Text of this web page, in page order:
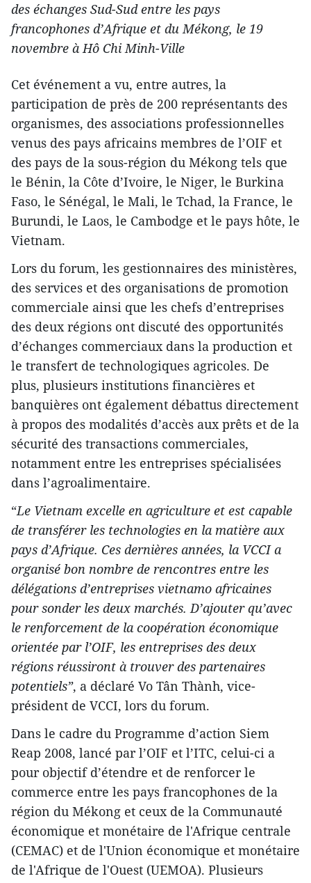
des échanges Sud-Sud entre les pays
francophones d’Afrique et du Mékong, le 19
novembre à Hô Chi Minh-Ville
Cet événement a vu, entre autres, la
participation de près de 200 représentants des
organismes, des associations professionnelles
venus des pays africains membres de l’OIF et
des pays de la sous-région du Mékong tels que
le Bénin, la Côte d’Ivoire, le Niger, le Burkina
Faso, le Sénégal, le Mali, le Tchad, la France, le
Burundi, le Laos, le Cambodge et le pays hôte, le
Vietnam.
Lors du forum, les gestionnaires des ministères,
des services et des organisations de promotion
commerciale ainsi que les chefs d’entreprises
des deux régions ont discuté des opportunités
d’échanges commerciaux dans la production et
le transfert de technologiques agricoles. De
plus, plusieurs institutions financières et
banquières ont également débattus directement
à propos des modalités d’accès aux prêts et de la
sécurité des transactions commerciales,
notamment entre les entreprises spécialisées
dans l’agroalimentaire.
“Le Vietnam excelle en agriculture et est capable
de transférer les technologies en la matière aux
pays d’Afrique. Ces dernières années, la VCCI a
organisé bon nombre de rencontres entre les
délégations d’entreprises vietnamo africaines
pour sonder les deux marchés. D’ajouter qu’avec
le renforcement de la coopération économique
orientée par l’OIF, les entreprises des deux
régions réussiront à trouver des partenaires
potentiels”, a déclaré Vo Tân Thành, vice-
président de VCCI, lors du forum.
Dans le cadre du Programme d’action Siem
Reap 2008, lancé par l’OIF et l’ITC, celui-ci a
pour objectif d’étendre et de renforcer le
commerce entre les pays francophones de la
région du Mékong et ceux de la Communauté
économique et monétaire de l'Afrique centrale
(CEMAC) et de l'Union économique et monétaire
de l'Afrique de l'Ouest (UEMOA). Plusieurs